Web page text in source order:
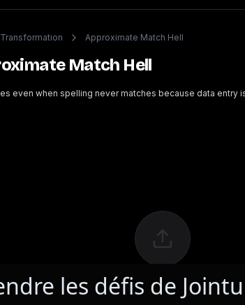
les défis de